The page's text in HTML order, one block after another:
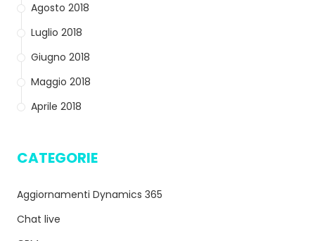
Agosto 2018
Luglio 2018
Giugno 2018
Maggio 2018
Aprile 2018
CATEGORIE
Aggiornamenti Dynamics 365
Chat live